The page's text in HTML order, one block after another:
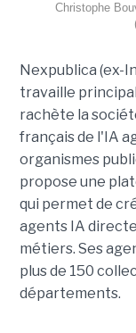
Christophe
Nexpublica (ex-
travaille
rachète la
français de l'IA
organismes
propose une
qui permet de
agents IA
métiers. Ses
plus de 150
départements.